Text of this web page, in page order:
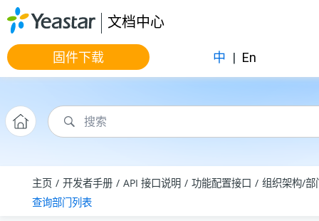
跳转到主要内容
文档中心
固件下载 中 | En
主页 开发者手册 API 接口说明 功能配置接口
组织架构/部
查询部门列表